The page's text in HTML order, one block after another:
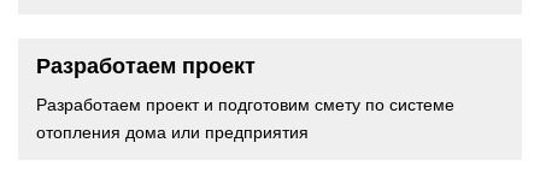
Разработаем проект
Разработаем проект и подготовим смету по системе
отопления дома или предприятия